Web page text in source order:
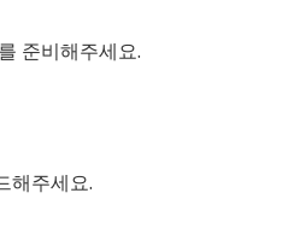
준비해주세요.
해주세요.